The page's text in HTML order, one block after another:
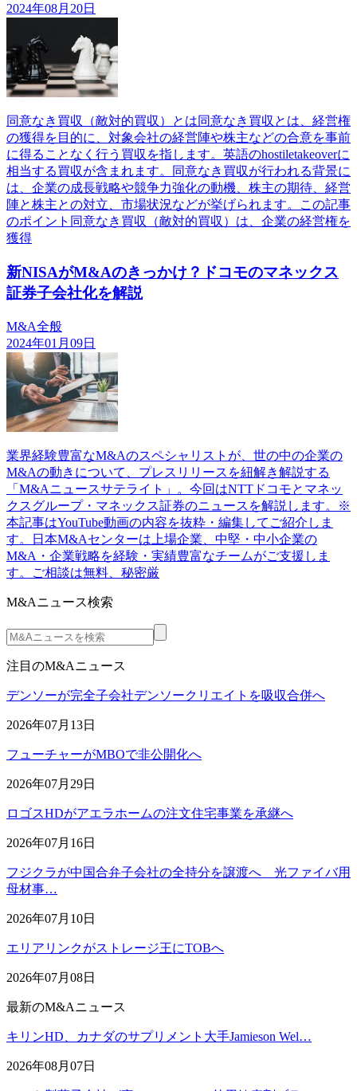
2024年08月20日
同意なき買収（敵対的買収）とは同意なき買収とは、経営権
の獲得を目的に、対象会社の経営陣や株主などの合意を事前
に得ることなく行う買収を指します。英語のhostiletakeoverに
相当する買収が含まれます。同意なき買収が行われる背景に
は、企業の成長戦略や競争力強化の動機、株主の期待、経営
陣と株主との対立、市場状況などが挙げられます。この記事
のポイント同意なき買収（敵対的買収）は、企業の経営権を
獲得
新NISAがM&Aのきっかけ？ドコモのマネックス
証券子会社化を解説
M&A全般
2024年01月09日
業界経験豊富なM&Aのスペシャリストが、世の中の企業の
M&Aの動きについて、プレスリリースを紐解き解説する
「M&Aニュースサテライト」。今回はNTTドコモとマネッ
クスグループ・マネックス証券のニュースを解説します。※
本記事はYouTube動画の内容を抜粋・編集してご紹介しま
す。日本M&Aセンターは上場企業、中堅・中小企業の
M&A・企業戦略を経験・実績豊富なチームがご支援しま
す。ご相談は無料、秘密厳
M&Aニュース検索
注目のM&Aニュース
デンソーが完全子会社デンソークリエイトを吸収合併へ
2026年07月13日
フューチャーがMBOで非公開化へ
2026年07月29日
ロゴスHDがアエラホームの注文住宅事業を承継へ
2026年07月16日
フジクラが中国合弁子会社の全持分を譲渡へ 光ファイバ用
母材事…
2026年07月10日
エリアリンクがストレージ王にTOBへ
2026年07月08日
最新のM&Aニュース
キリンHD、カナダのサプリメント大手Jamieson Wel…
2026年08月07日